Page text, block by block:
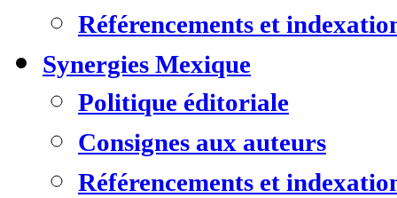
Référencements et
Synergies Mexique
Politique éditoriale
Consignes aux auteurs
Référencements et